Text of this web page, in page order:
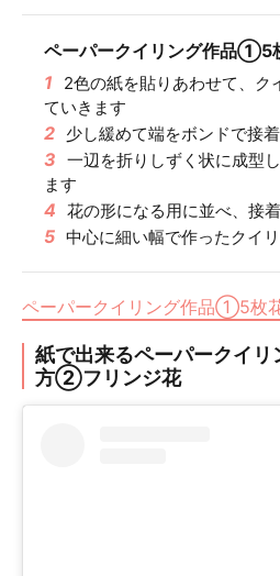
ペーパークイリング作品①5
1
2色の紙を貼りあわせて、ク
ていきます
2 少し緩めて端をボンドで接着
3 一辺を折りしずく状に成型
ます
4 花の形になる用に並べ、接
5 中心に細い幅で作ったクイ
ペーパークイリング作品①5枚
紙で出来るペーパークイリ
方②フリンジ花